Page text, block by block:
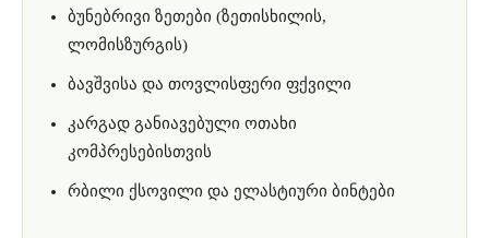
ბუნებრივი ზეთები (ზეთისხილის,
ლომისზურგის)
ბავშვისა და თოვლისფერი ფქვილი
კარგად განიავებული ოთახი
კომპრესებისთვის
რბილი ქსოვილი და ელასტიური ბინტები